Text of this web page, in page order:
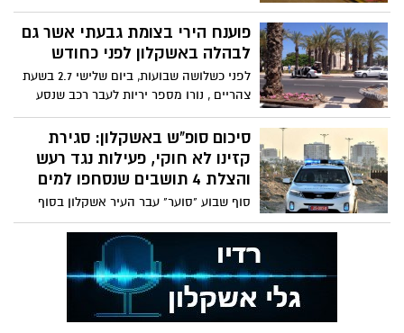
בכרייה בלתי חוקית וגניבת חול באזור
התעשייה הדרומי באשקלון
פוענח הירי בצומת גבעתי אשר גם
לבהלה באשקלון לפני כחודש
לפני כשלושה שבועות, ביום שלישי 2.7 בשעת
צהריים , נורו מספר יריות לעבר רכב שנסע
בצומת גבעתי ,כביש 35
סיכום סופ"ש באשקלון: סגירת
קזינו לא חוקי, פעילות נגד רעש
והצלת 4 תושבים שנסחפו למים
סוף שבוע "סוער" עבר העיר אשקלון בסוף
שבוע האחרון,סגירת קזינו לא חוקי, פעילות
כנגד מוקדי רעש בעיר